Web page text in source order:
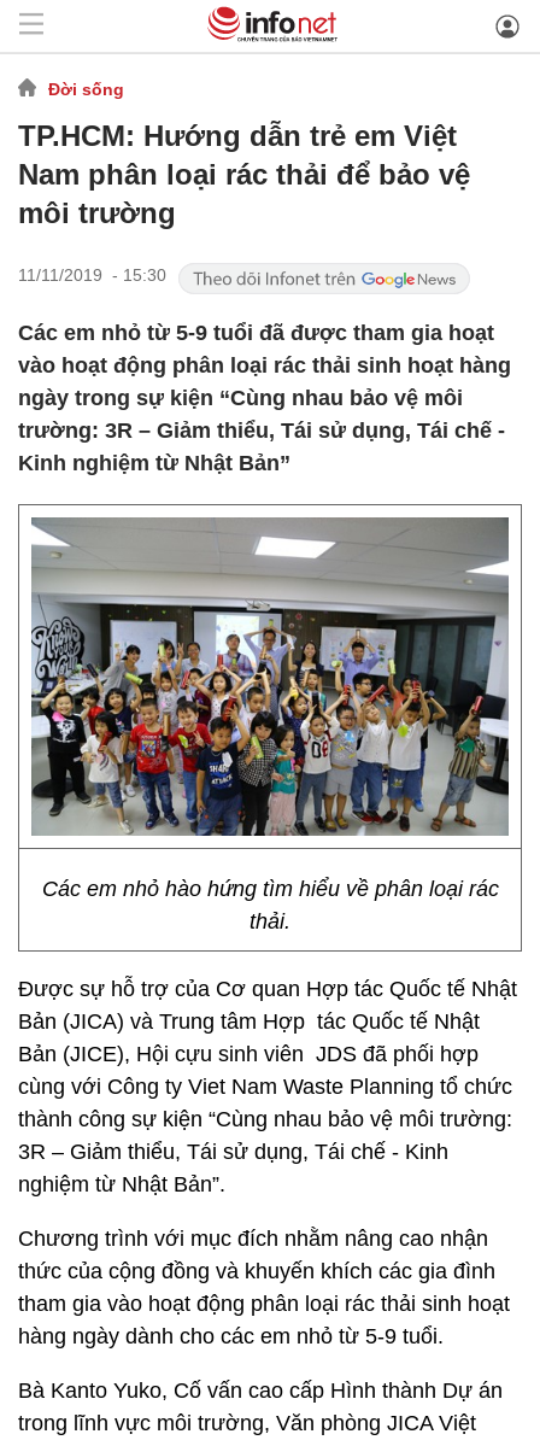
Đời sống
TP.HCM: Hướng dẫn trẻ em Việt
Nam phân loại rác thải để bảo vệ
môi trường
11/11/2019 - 15:30
Các em nhỏ từ 5-9 tuổi đã được tham gia hoạt
vào hoạt động phân loại rác thải sinh hoạt hàng
ngày trong sự kiện “Cùng nhau bảo vệ môi
trường: 3R – Giảm thiểu, Tái sử dụng, Tái chế -
Kinh nghiệm từ Nhật Bản”
Các em nhỏ hào hứng tìm hiểu về phân loại rác
thải.
Được sự hỗ trợ của Cơ quan Hợp tác Quốc tế Nhật
Bản (JICA) và Trung tâm Hợp tác Quốc tế Nhật
Bản (JICE), Hội cựu sinh viên JDS đã phối hợp
cùng với Công ty Viet Nam Waste Planning tổ chức
thành công sự kiện “Cùng nhau bảo vệ môi trường:
3R – Giảm thiểu, Tái sử dụng, Tái chế - Kinh
nghiệm từ Nhật Bản”.
Chương trình với mục đích nhằm nâng cao nhận
thức của cộng đồng và khuyến khích các gia đình
tham gia vào hoạt động phân loại rác thải sinh hoạt
hàng ngày dành cho các em nhỏ từ 5-9 tuổi.
Bà Kanto Yuko, Cố vấn cao cấp Hình thành Dự án
trong lĩnh vực môi trường, Văn phòng JICA Việt